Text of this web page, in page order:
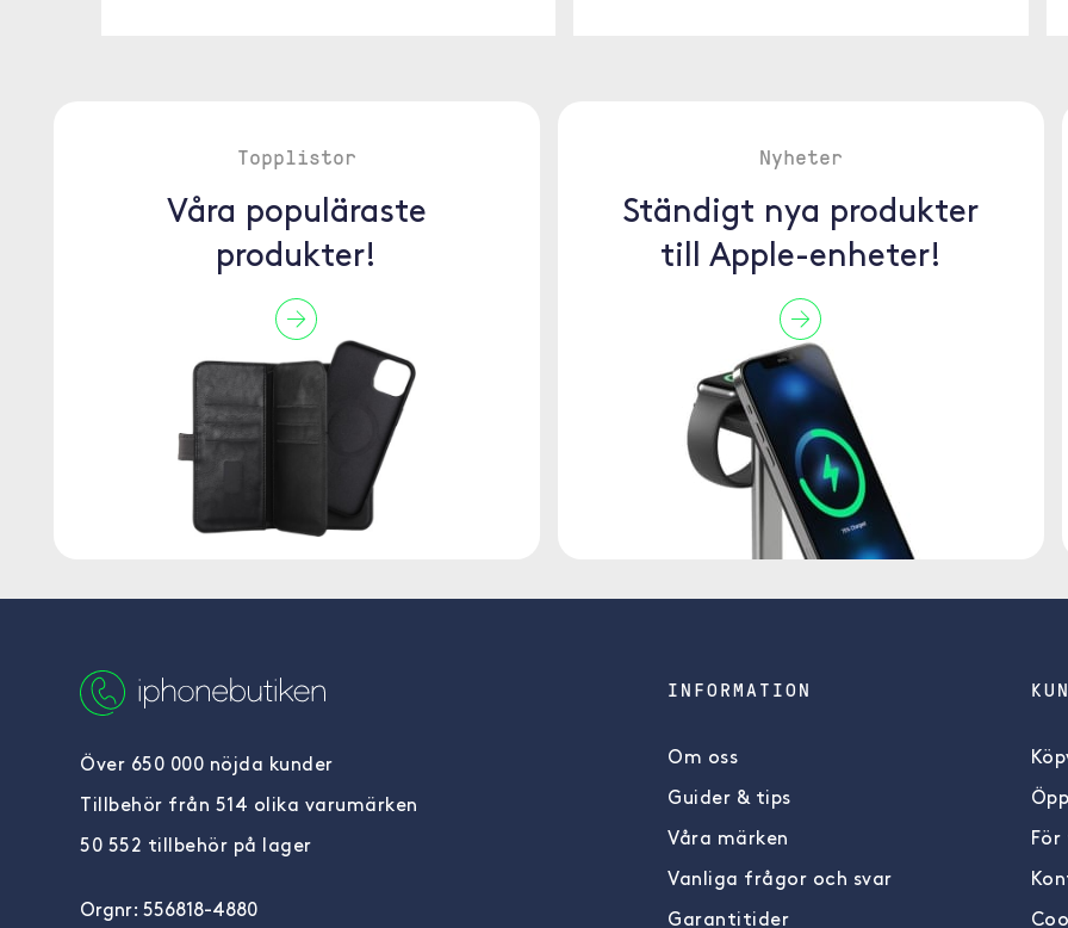
Topplistor
Våra populäraste
produkter!
Nyheter
Ständigt nya produkter
till Apple-enheter!
Över 650 000 nöjda kunder
Tillbehör från 514 olika varumärken
50 552 tillbehör på lager
Orgnr: 556818-4880
INFORMATION
Om oss
Guider & tips
Våra märken
Vanliga frågor och svar
Garantitider